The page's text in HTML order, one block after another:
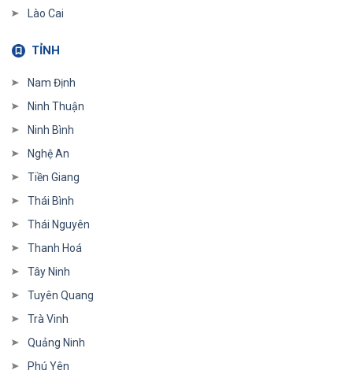
Lào Cai
TỈNH
Nam Định
Ninh Thuận
Ninh Bình
Nghệ An
Tiền Giang
Thái Bình
Thái Nguyên
Thanh Hoá
Tây Ninh
Tuyên Quang
Trà Vinh
Quảng Ninh
Phú Yên